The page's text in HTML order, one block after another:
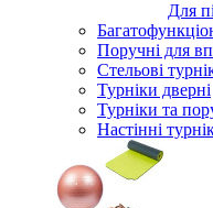
Для
Поручні для
Стельові
Турніки дверні
Турніки та
Настінні